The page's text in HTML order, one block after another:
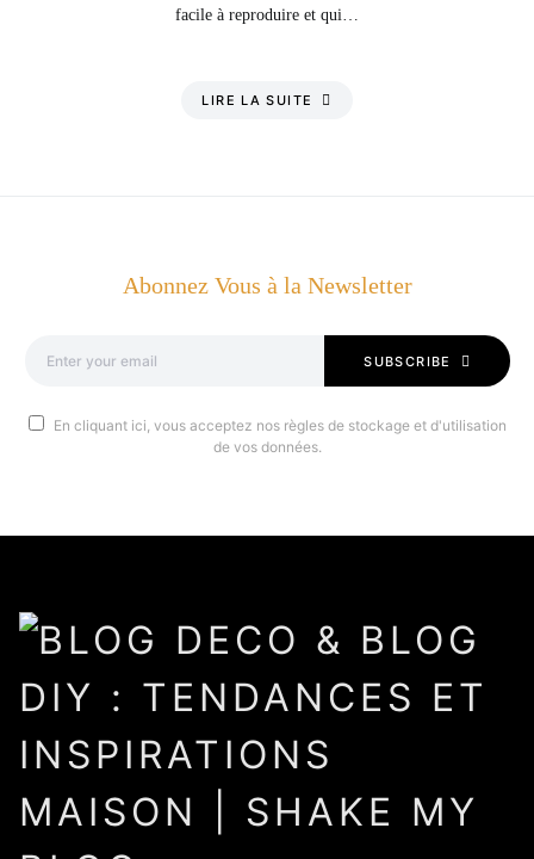
facile à reproduire et qui…
LIRE LA SUITE
Abonnez Vous à la Newsletter
SUBSCRIBE
En cliquant ici, vous acceptez nos règles de stockage et d'utilisation
de vos données.